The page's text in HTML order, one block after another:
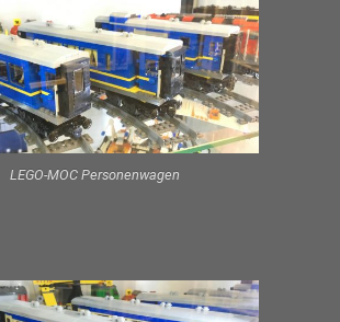
LEGO-MOC Personenwagen